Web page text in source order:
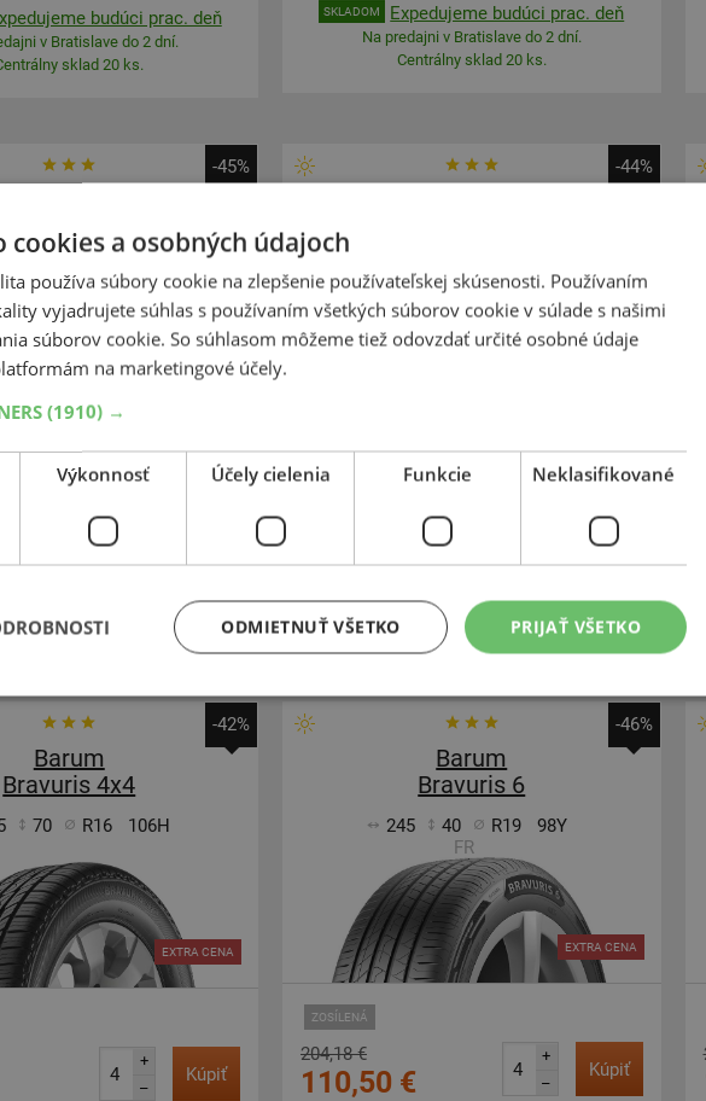
budúci prac. deň
v Bratislave do 2 dní.
sklad 20 ks.
SKLADOM Expedujeme budúci prac. deň
Na predajni v Bratislave do 2 dní.
Centrálny sklad 20 ks.
-45%
Bravuris 5HM
FR
budúci prac. deň
sklad 20 ks.
-44%
FR
Kúpiť
SKLADOM Expedujeme budúci prac. deň
Centrálny sklad 20 ks.
-42%
Barum
Bravuris 4x4
70 R16 106H
EXTRA CENA
+
–
Kúpiť
-46%
Barum
Bravuris 6
245 40 R19
98Y
FR
ZOSÍLENÁ
EXTRA CENA
204,18 €
110,50 €
+
–
Kúpiť
cookies a osobných údajoch
používa súbory cookie na zlepšenie používateľskej skúsenosti. Používaním
vyjadrujete súhlas s používaním všetkých súborov cookie v súlade s našimi
súborov cookie. So súhlasom môžeme tiež odovzdať určité osobné údaje
na marketingové účely.
(1910) →
Výkonnosť Účely cielenia Funkcie Neklasifikované
PRIJAŤ VŠETKO
ODMIETNUŤ VŠETKO